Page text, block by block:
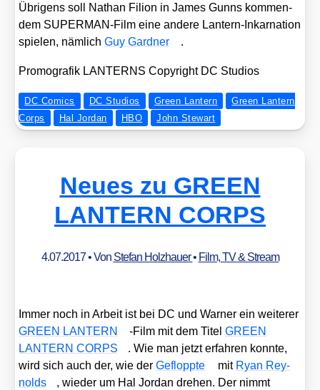
Übri­gens soll Nathan Fili­on in James Gunns kom­men­
dem SUPER­MAN-Film eine ande­re Lan­tern-Inkar­na­ti­on
spie­len, näm­lichGuy Gard­ner .
Pro­mo­gra­fik LANTERNS Copy­right DC Stu­di­os
DC Comics DC Studios Green Lantern
Green Lantern
Corps
Hal Jordan HBO John Stewart
Neues zu GREEN
LANTERN CORPS
4.07.2017• Von Stefan Holzhauer• Film, TV & Stream
Immer noch in Arbeit ist bei DC und War­ner ein wei­te­rer
GREEN LANTERN
-Film mit dem TitelGREEN
LANTERN CORPS
. Wie man jetzt erfah­ren konn­te,
wird sich auch der, wie derGeflopp­te mit Ryan Rey­
nolds
, wie­der um Hal Jor­dan dre­hen. Der nimmt